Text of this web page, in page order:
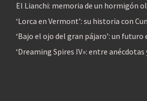
El Lianchi: memoria de un hormigón
‘Lorca en Vermont’: su historia con
‘Bajo el ojo del gran pájaro’: un futuro
‘Dreaming Spires IV»: entre